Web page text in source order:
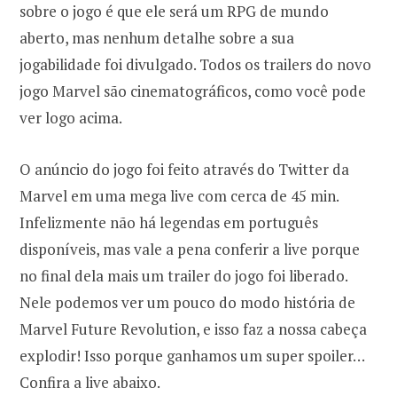
sobre o jogo é que ele será um RPG de mundo
aberto, mas nenhum detalhe sobre a sua
jogabilidade foi divulgado. Todos os trailers do novo
jogo Marvel são cinematográficos, como você pode
ver logo acima.
O anúncio do jogo foi feito através do Twitter da
Marvel em uma mega live com cerca de 45 min.
Infelizmente não há legendas em português
disponíveis, mas vale a pena conferir a live porque
no final dela mais um trailer do jogo foi liberado.
Nele podemos ver um pouco do modo história de
Marvel Future Revolution, e isso faz a nossa cabeça
explodir! Isso porque ganhamos um super spoiler…
Confira a live abaixo.